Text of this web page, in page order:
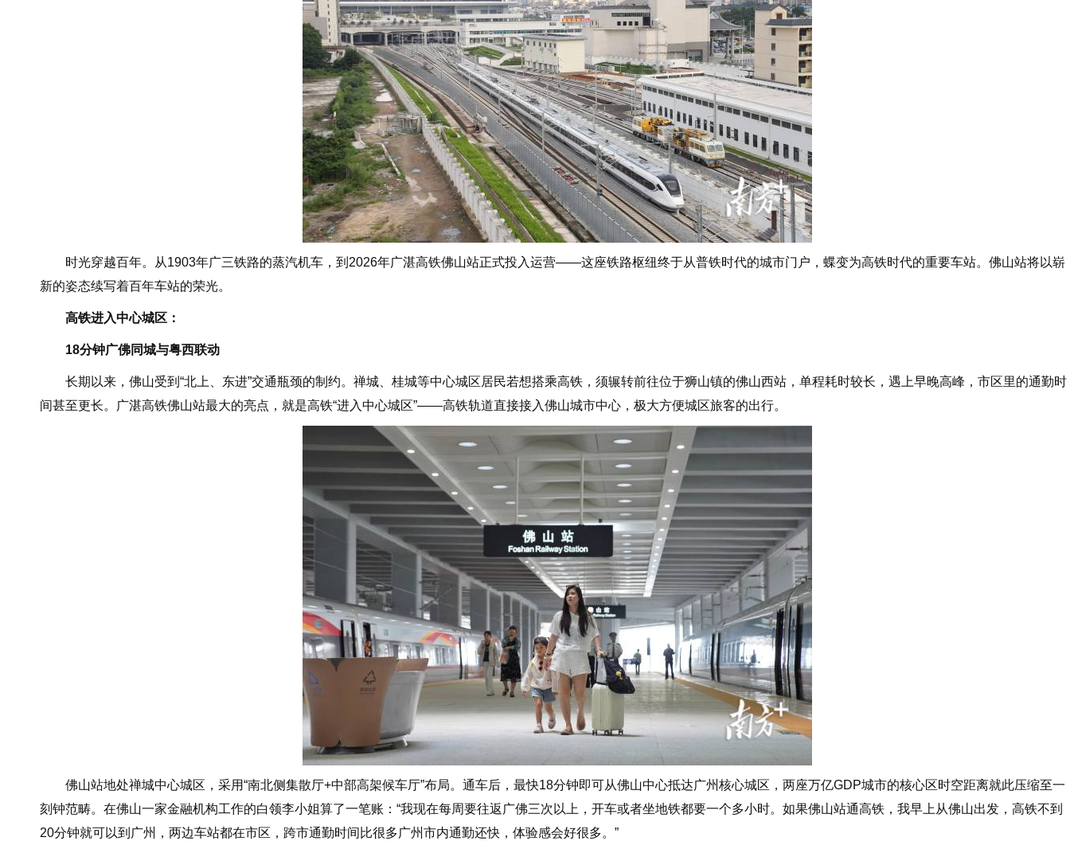
时光穿越百年。从1903年广三铁路的蒸汽机车，到2026年广湛高铁佛山站正式投入运营——这座铁路枢纽终于从普铁时代的城市门户，蝶变为高铁时代的重要车站。佛山站将以崭
新的姿态续写着百年车站的荣光。
高铁进入中心城区：
18分钟广佛同城与粤西联动
长期以来，佛山受到“北上、东进”交通瓶颈的制约。禅城、桂城等中心城区居民若想搭乘高铁，须辗转前往位于狮山镇的佛山西站，单程耗时较长，遇上早晚高峰，市区里的通勤时
间甚至更长。广湛高铁佛山站最大的亮点，就是高铁“进入中心城区”——高铁轨道直接接入佛山城市中心，极大方便城区旅客的出行。
佛山站地处禅城中心城区，采用“南北侧集散厅+中部高架候车厅”布局。通车后，最快18分钟即可从佛山中心抵达广州核心城区，两座万亿GDP城市的核心区时空距离就此压缩至一
刻钟范畴。在佛山一家金融机构工作的白领李小姐算了一笔账：“我现在每周要往返广佛三次以上，开车或者坐地铁都要一个多小时。如果佛山站通高铁，我早上从佛山出发，高铁不到
20分钟就可以到广州，两边车站都在市区，跨市通勤时间比很多广州市内通勤还快，体验感会好很多。”